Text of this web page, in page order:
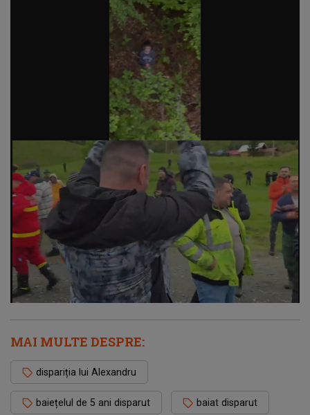
MAI MULTE DESPRE:
dispariția lui Alexandru
baiețelul de 5 ani disparut baiat disparut